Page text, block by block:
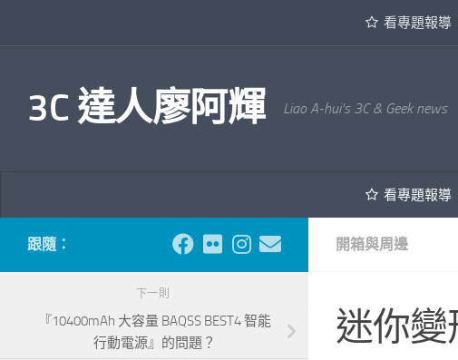
看專題報導
3C 達人廖阿輝 Liao A-hui's 3C & Geek news
看專題報導
開箱與周邊
迷你變
跟隨：
下一則
『10400mAh 大容量 BAQSS BEST4 智能
行動電源』的問題？